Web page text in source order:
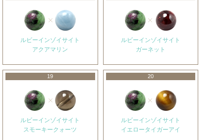
ルビーインゾイサイト
アクアマリン
ルビーインゾイサイト
ガーネット
19
ルビーインゾイサイト
スモーキークォーツ
20
ルビーインゾイサイト
イエロータイガーアイ